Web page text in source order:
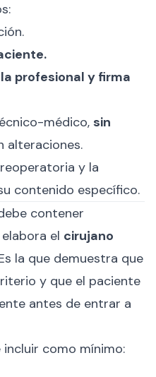
profesional y firma
médico, sin
alteraciones.
y la
contenido específico.
contener
el cirujano
la que demuestra que
y que el paciente
antes de entrar a
como mínimo: